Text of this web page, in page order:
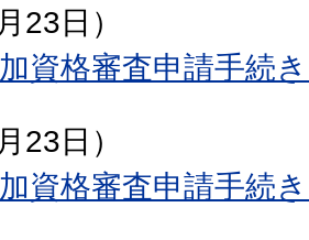
23日）
資格審査申請手続
23日）
資格審査申請手続